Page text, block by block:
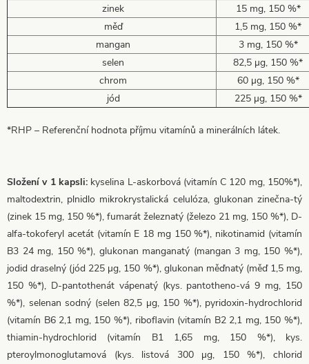
zinek
15 mg, 150 %*
měď
1,5 mg, 150 %*
mangan
3 mg, 150 %*
selen
82,5 µg, 150 %*
chrom
60 µg, 150 %*
jód
225 µg, 150 %*
*RHP – Referenční hodnota příjmu vitamínů a minerálních látek.
Složení v 1 kapsli:kyselina L-askorbová (vitamín C 120 mg, 150%*),
maltodextrin, plnidlo mikrokrystalická celulóza, glukonan zinečna-tý
(zinek 15 mg, 150 %*), fumarát železnatý (železo 21 mg, 150 %*), D-
alfa-tokoferyl acetát (vitamín E 18 mg 150 %*), nikotinamid (vitamín
B3 24 mg, 150 %*), glukonan manganatý (mangan 3 mg, 150 %*),
jodid draselný (jód 225 µg, 150 %*), glukonan měďnatý (měď 1,5 mg,
150 %*), D-pantothenát vápenatý (kys. pantotheno-vá 9 mg, 150
%*), selenan sodný (selen 82,5 µg, 150 %*), pyridoxin-hydrochlorid
(vitamín B6 2,1 mg, 150 %*), riboflavin (vitamín B2 2,1 mg, 150 %*),
thiamin-hydrochlorid (vitamín B1 1,65 mg, 150 %*), kys.
pteroylmonoglutamová (kys. listová 300 µg, 150 %*), chlorid